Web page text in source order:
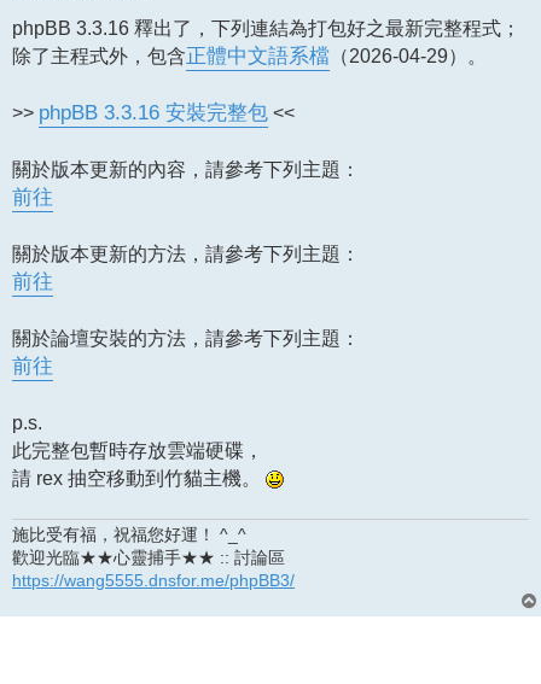
phpBB 3.3.16 釋出了，下列連結為打包好之最新完整程式；
除了主程式外，包含正體中文語系檔 （2026-04-29）。
>> phpBB 3.3.16 安裝完整包 <<
關於版本更新的內容，請參考下列主題：
前往
關於版本更新的方法，請參考下列主題：
前往
關於論壇安裝的方法，請參考下列主題：
前往
p.s.
此完整包暫時存放雲端硬碟，
請 rex 抽空移動到竹貓主機。
施比受有福，祝福您好運！ ^_^
歡迎光臨★★心靈捕手★★ :: 討論區
https://wang5555.dnsfor.me/phpBB3/